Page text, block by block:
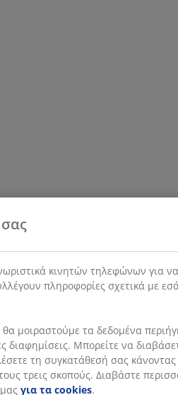
κινητών τηλεφώνων για
πληροφορίες σχετικά με
μοιραστούμε τα δεδομένα
διαφημίσεις. Μπορείτε να
τη συγκατάθεσή σας κάνοντας
τρεις σκοπούς. Διαβάστε
για τα cookies.